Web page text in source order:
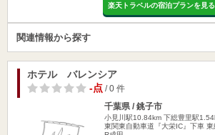
楽天トラベルの宿泊プランを見る
関連情報から探す
ホテル バレンシア
-点/ 0 件
千葉県 / 銚子市
小見川駅10.84km 下総豊里駅
東関東自動車道『大栄IC』下車